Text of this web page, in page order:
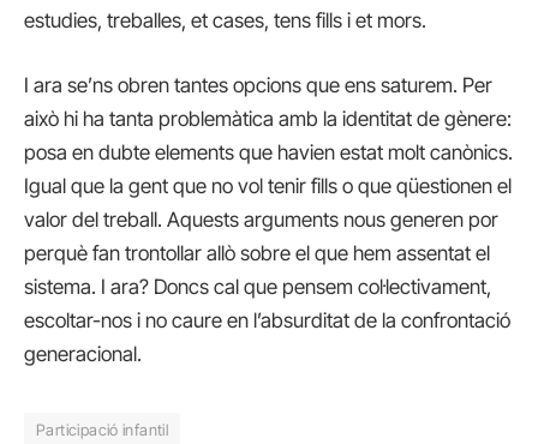
estudies, treballes, et cases, tens fills i et mors.
I ara se’ns obren tantes opcions que ens saturem. Per
això hi ha tanta problemàtica amb la identitat de gènere:
posa en dubte elements que havien estat molt canònics.
Igual que la gent que no vol tenir fills o que qüestionen el
valor del treball. Aquests arguments nous generen por
perquè fan trontollar allò sobre el que hem assentat el
sistema. I ara? Doncs cal que pensem col·lectivament,
escoltar-nos i no caure en l’absurditat de la confrontació
generacional.
Participació infantil